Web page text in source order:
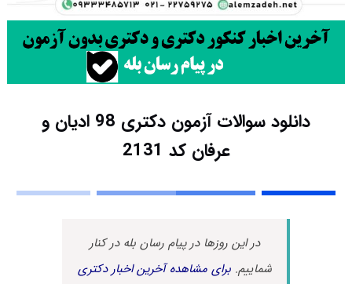
دانلود سوالات آزمون دکتری 98 ادیان و
عرفان کد 2131
در این روزها در پیام رسان بله در کنار
شماییم.برای مشاهده آخرین اخبار دکتری